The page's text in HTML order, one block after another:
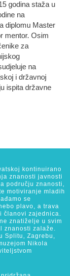
godina staža u
na
diplomu Master
mentor. Osim
za
na
i državnoj
ispita državne
kontinuirano
znanosti javnosti
području znanosti,
motiviranje mladih
se
plavo, a trava
članovi zajednica.
znatiželje u svim
znanosti zalaže.
Splitu, Zagrebu,
Nikola